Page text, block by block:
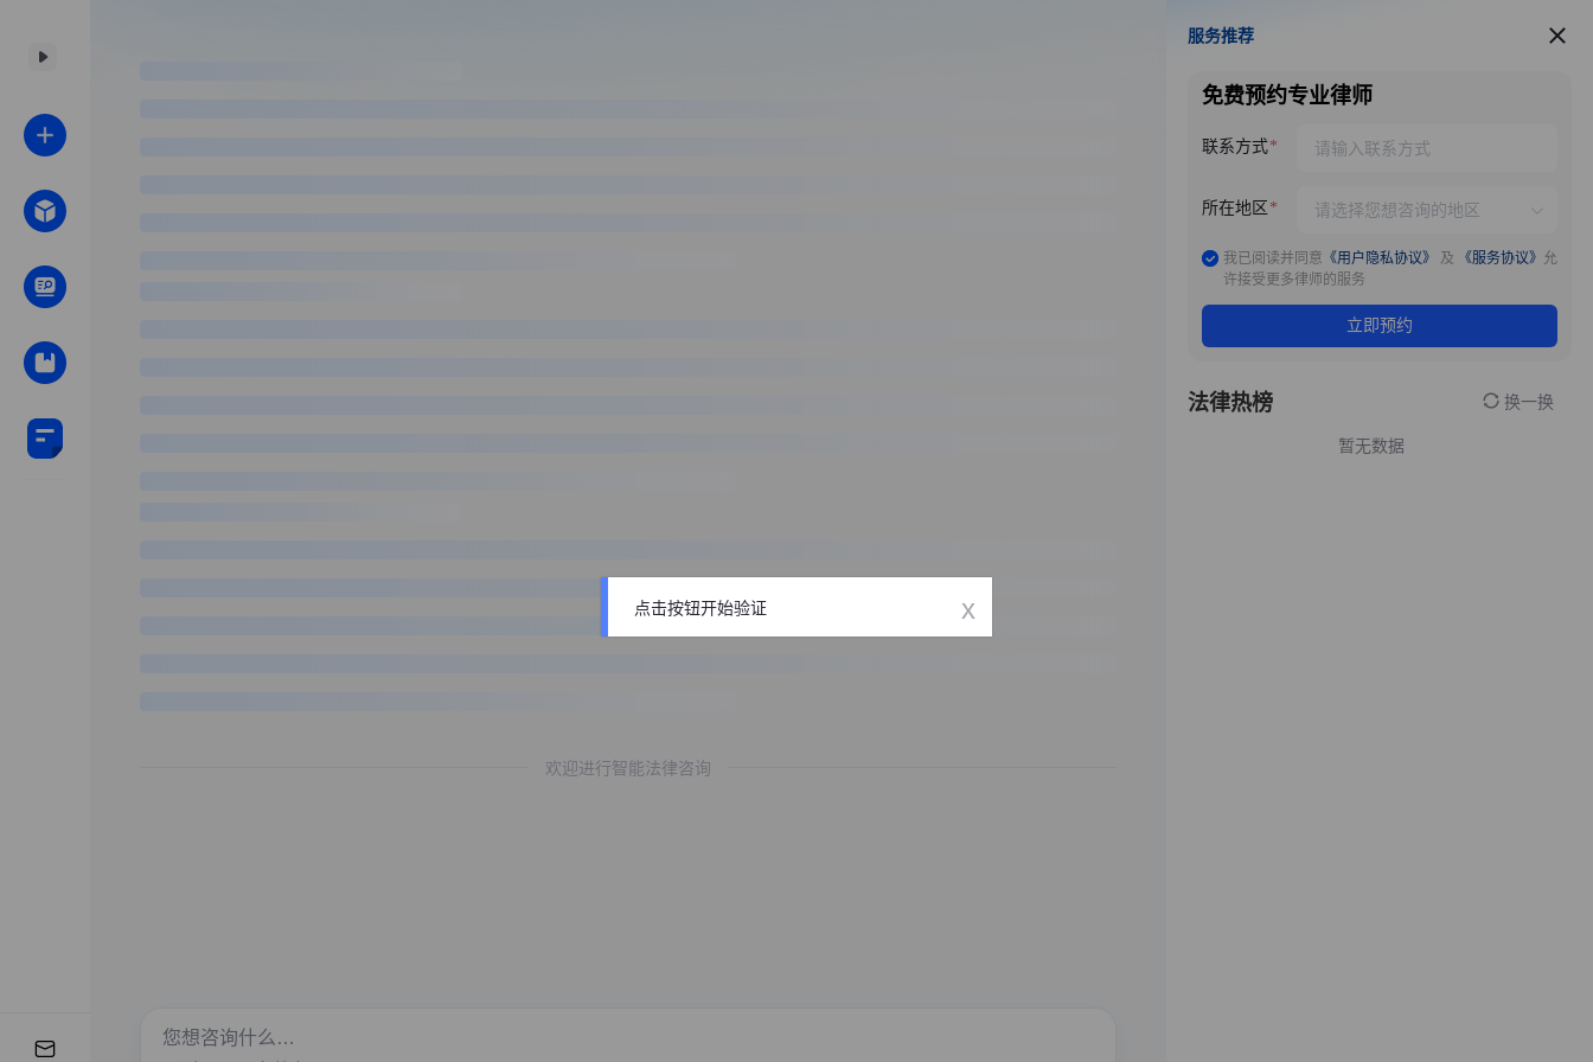
欢迎进行智能法律咨询
服务推荐
服务推荐
免费预约专业律师
联系方式
所在地区
我已阅读并同意 《用户隐私协议》 及 《服务协议》 允
许接受更多律师的服务
立即预约
法律热榜 换一换
暂无数据
点击按钮开始验证 x